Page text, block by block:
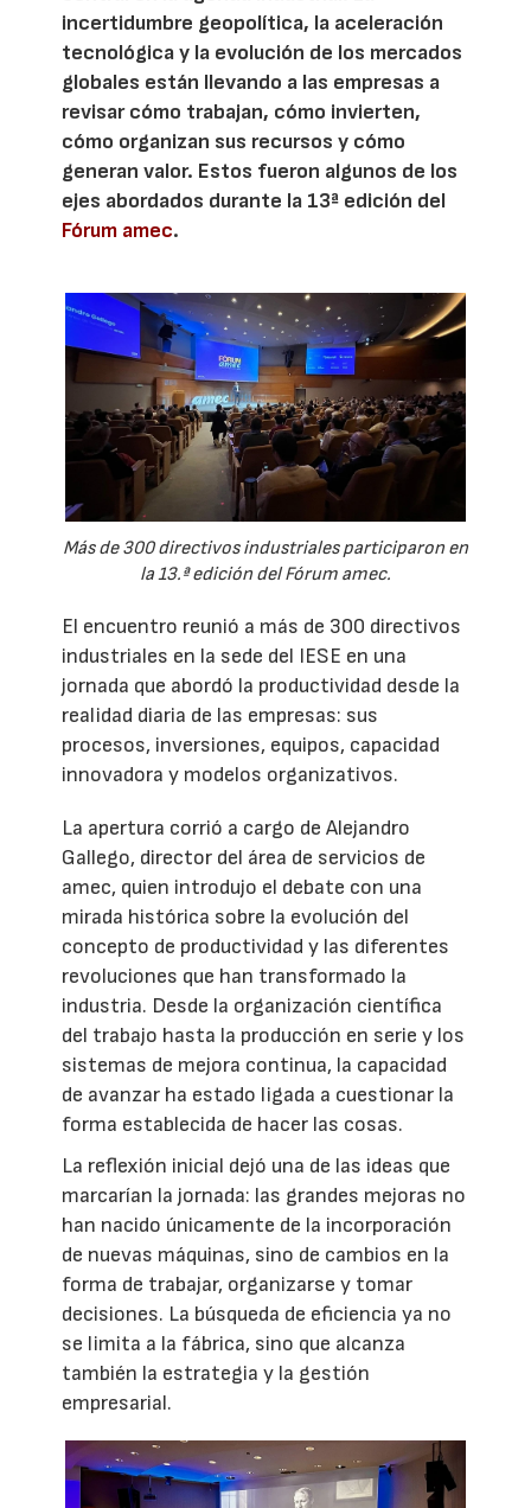
incertidumbre geopolítica, la aceleración
tecnológica y la evolución de los mercados
globales están llevando a las empresas a
revisar cómo trabajan, cómo invierten,
cómo organizan sus recursos y cómo
generan valor. Estos fueron algunos de los
ejes abordados durante la 13ª edición del
Fórum amec.
Más de 300 directivos industriales participaron en
la 13.ª edición del Fórum amec.
El encuentro reunió a más de 300 directivos
industriales en la sede del IESE en una
jornada que abordó la productividad desde la
realidad diaria de las empresas: sus
procesos, inversiones, equipos, capacidad
innovadora y modelos organizativos.
La apertura corrió a cargo de Alejandro
Gallego, director del área de servicios de
amec, quien introdujo el debate con una
mirada histórica sobre la evolución del
concepto de productividad y las diferentes
revoluciones que han transformado la
industria. Desde la organización científica
del trabajo hasta la producción en serie y los
sistemas de mejora continua, la capacidad
de avanzar ha estado ligada a cuestionar la
forma establecida de hacer las cosas.
La reflexión inicial dejó una de las ideas que
marcarían la jornada: las grandes mejoras no
han nacido únicamente de la incorporación
de nuevas máquinas, sino de cambios en la
forma de trabajar, organizarse y tomar
decisiones. La búsqueda de eficiencia ya no
se limita a la fábrica, sino que alcanza
también la estrategia y la gestión
empresarial.